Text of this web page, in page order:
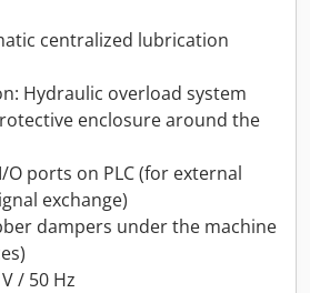
centralized lubrication
Hydraulic overload system
enclosure around the
O ports on PLC (for external
exchange)
dampers under the machine
/ 50 Hz